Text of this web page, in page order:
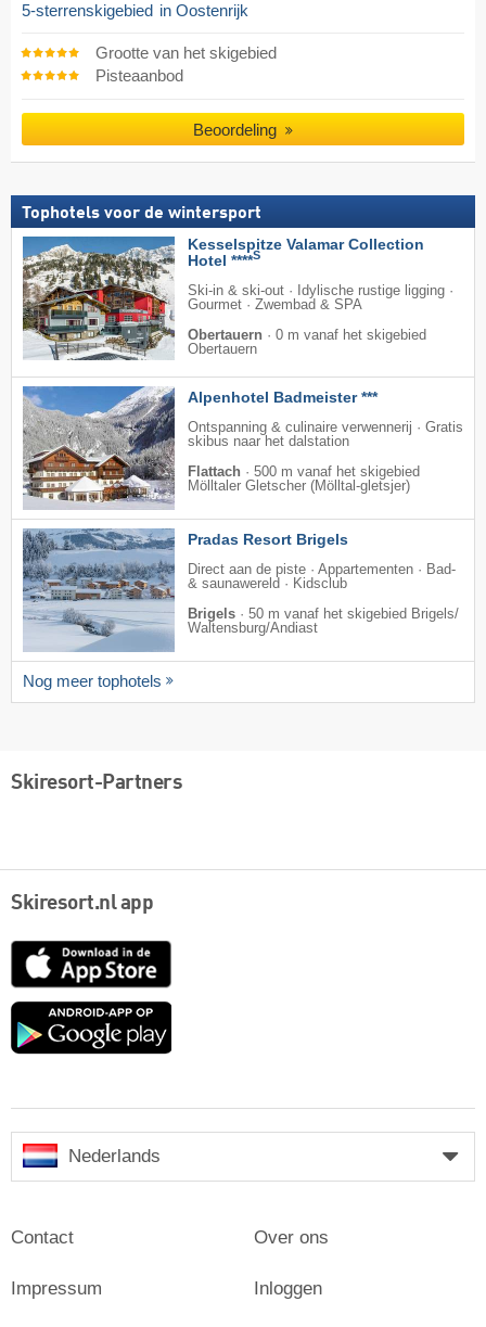
5-sterrenskigebied in Oostenrijk
Grootte van het skigebied
Pisteaanbod
Beoordeling
Tophotels voor de wintersport
Kesselspitze Valamar Collection
Hotel ****S
Ski-in & ski-out · Idylische rustige ligging ·
Gourmet · Zwembad & SPA
Obertauern · 0 m vanaf het skigebied
Obertauern
Alpenhotel Badmeister ***
Ontspanning & culinaire verwennerij · Gratis
skibus naar het dalstation
Flattach · 500 m vanaf het skigebied
Mölltaler Gletscher (Mölltal-gletsjer)
Pradas Resort Brigels
Direct aan de piste · Appartementen · Bad-
& saunawereld · Kidsclub
Brigels · 50 m vanaf het skigebied Brigels/​
Waltensburg/​Andiast
Nog meer tophotels
Skiresort-Partners
Skiresort.nl app
App
Google
Nederlands
Contact
Impressum
Over ons
Inloggen